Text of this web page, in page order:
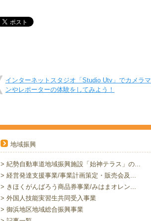
インターネットスタジオ「Studio Utv」でカメラマ
ンやレポーターの体験をしてみよう！
地域振興
> 紀勢自動車道地域振興施設「始神テラス」の...
> 経営発達支援事業/事業計画策定・販売会及...
> きほくがんばろう商品券事業/みはまオレン...
> 外国人技能実習生共同受入事業
> 御浜地区地域総合振興事業